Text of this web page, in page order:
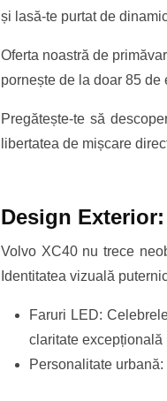
și lasă-te purtat de
Oferta noastră de
pornește de la doar 85 de
Pregătește-te să
libertatea de mișcare
Design
Volvo XC40 nu trece
Identitatea vizuală
Faruri LED:
claritate excepțională
Personalitate